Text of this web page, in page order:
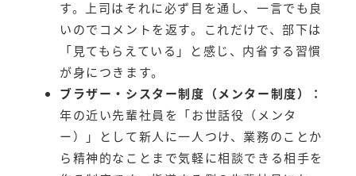
す。上司はそれに必ず目を通し、一言でも良
いのでコメントを返す。これだけで、部下は
「見てもらえている」と感じ、内省する習慣
が身につきます。
ブラザー・シスター制度（メンター制度）：
年の近い先輩社員を「お世話役（メンタ
ー）」として新人に一人つけ、業務のことか
ら精神的なことまで気軽に相談できる相手を